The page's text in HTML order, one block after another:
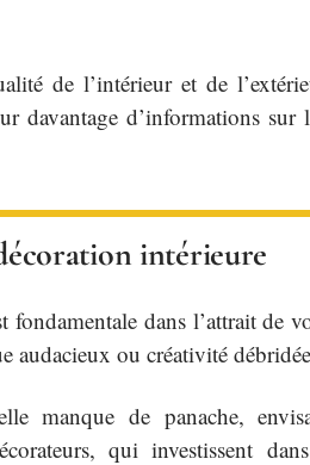
de l’intérieur et de
davantage d’informations
intérieure
fondamentale dans l’attrait de
audacieux ou créativité
manque de panache,
qui investissent